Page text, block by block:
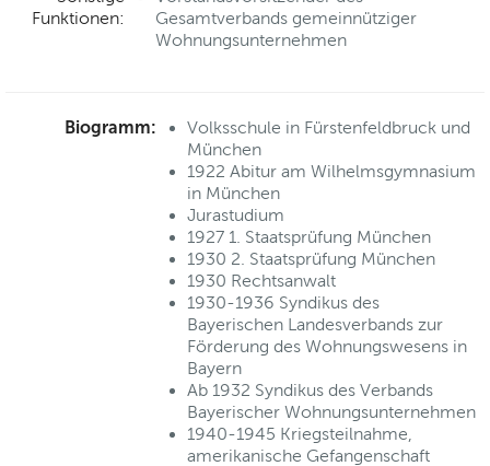
Funktionen:
Gesamtverbands gemeinnütziger
Wohnungsunternehmen
Biogramm:
Volksschule in Fürstenfeldbruck und
München
1922 Abitur am Wilhelmsgymnasium
in München
Jurastudium
1927 1. Staatsprüfung München
1930 2. Staatsprüfung München
1930 Rechtsanwalt
1930-1936 Syndikus des
Bayerischen Landesverbands zur
Förderung des Wohnungswesens in
Bayern
Ab 1932 Syndikus des Verbands
Bayerischer Wohnungsunternehmen
1940-1945 Kriegsteilnahme,
amerikanische Gefangenschaft